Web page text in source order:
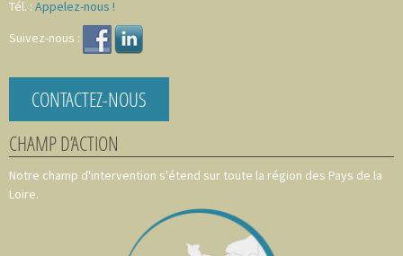
Tél. : Appelez-nous !
Suivez-nous :
CONTACTEZ-NOUS
CHAMP D’ACTION
Notre champ d'intervention s'étend sur toute la région des Pays de la
Loire.